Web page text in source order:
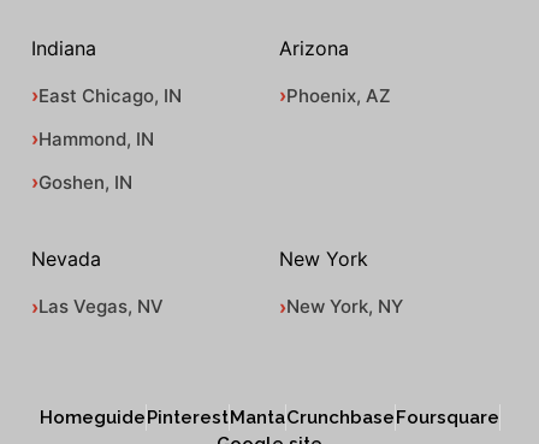
Indiana
East Chicago, IN
Hammond, IN
Goshen, IN
Arizona
Phoenix, AZ
Nevada
Las Vegas, NV
New York
New York, NY
HomeguidePinterestMantaCrunchbaseFoursquare